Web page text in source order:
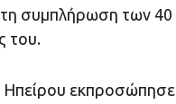
τη συμπλήρωση των
του.
Ηπείρου